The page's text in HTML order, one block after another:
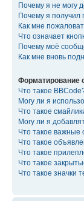
Почему я не могу
Почему я получил
Как мне
Что означает
Почему моё
Как мне вновь
Форматирование
Что такое
Могу ли я
Что такое
Могу ли я
Что такое важные
Что такое
Что такое
Что такое
Что такое значки